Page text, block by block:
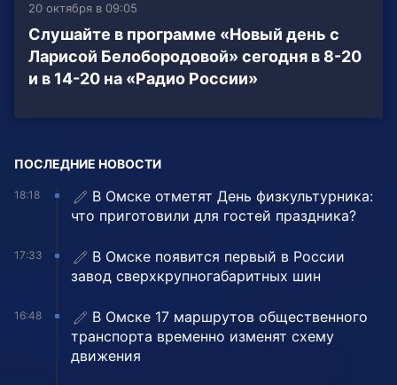
20 октября в 09:05
Слушайте в программе «Новый день с
Ларисой Белобородовой» сегодня в 8-20
и в 14-20 на «Радио России»
ПОСЛЕДНИЕ НОВОСТИ
18:18
В Омске отметят День физкультурника:
что приготовили для гостей праздника?
17:33
В Омске появится первый в России
завод сверхкрупногабаритных шин
16:48
В Омске 17 маршрутов общественного
транспорта временно изменят схему
движения